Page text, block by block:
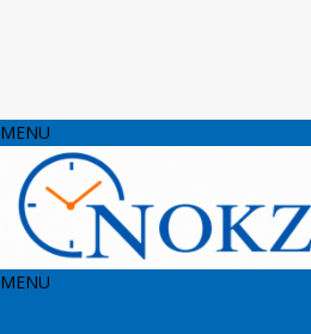
MENU
MENU